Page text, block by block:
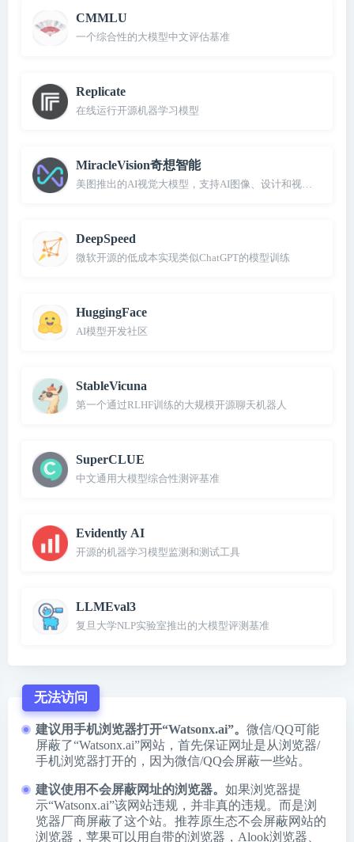
CMMLU
一个综合性的大模型中文评估基准
Replicate
在线运行开源机器学习模型
MiracleVision奇想智能
美图推出的AI视觉大模型，支持AI图像、设计和视频创作
DeepSpeed
微软开源的低成本实现类似ChatGPT的模型训练
HuggingFace
AI模型开发社区
StableVicuna
第一个通过RLHF训练的大规模开源聊天机器人
SuperCLUE
中文通用大模型综合性测评基准
Evidently AI
开源的机器学习模型监测和测试工具
LLMEval3
复旦大学NLP实验室推出的大模型评测基准
无法访问
建议用手机浏览器打开“Watsonx.ai”。 微信/QQ可能
屏蔽了“Watsonx.ai”网站，首先保证网址是从浏览器/
手机浏览器打开的，因为微信/QQ会屏蔽一些站。
建议使用不会屏蔽网址的浏览器。 如果浏览器提
示“Watsonx.ai”该网站违规，并非真的违规。而是浏
览器厂商屏蔽了这个站。推荐原生态不会屏蔽网站的
浏览器，苹果可以用自带的浏览器， Alook浏览器